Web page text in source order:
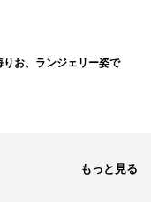
お、ランジェリー姿で
もっと見る